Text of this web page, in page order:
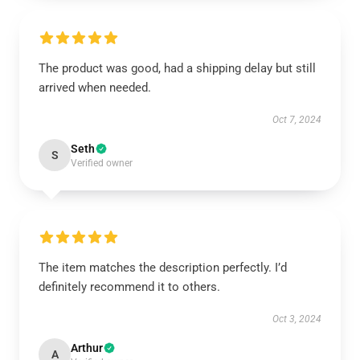
The product was good, had a shipping delay but still
arrived when needed.
Oct 7, 2024
S Seth
Verified owner
The item matches the description perfectly. I’d
definitely recommend it to others.
Oct 3, 2024
A Arthur